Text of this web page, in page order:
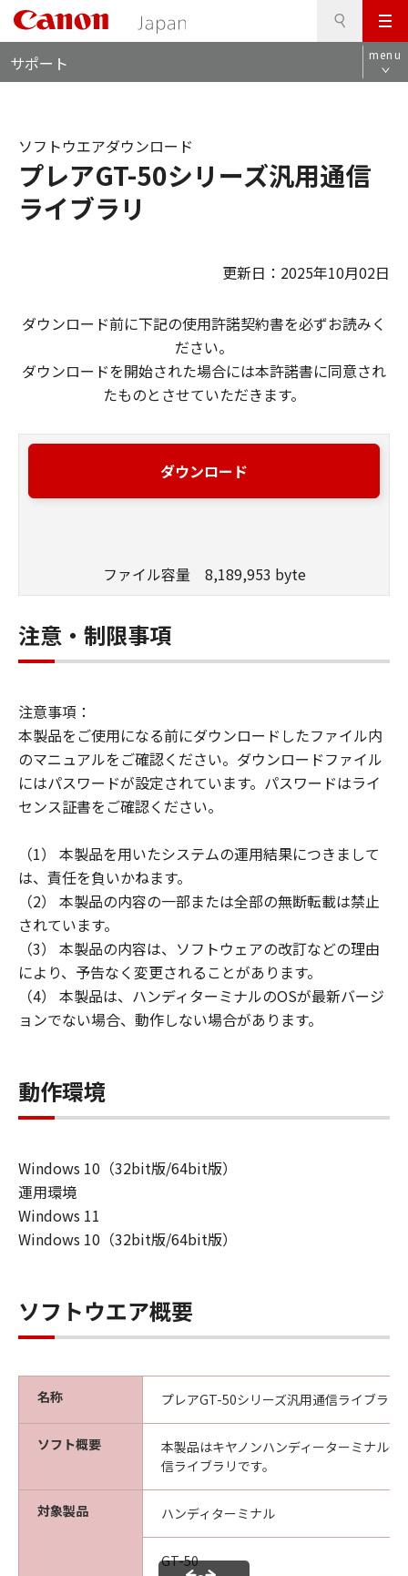
メ
ニ
ュ
サポート menu
プレアGT-50シリーズ汎用通信
ライブラリ
ソフトウエアダウンロード
更新日：2025年10月02日
ダウンロード前に下記の使用許諾契約書を必ずお読みく
ださい。
ダウンロードを開始された場合には本許諾書に同意され
たものとさせていただきます。
ダウンロード
ファイル容量 8,189,953 byte
注意・制限事項
注意事項：
本製品をご使用になる前にダウンロードしたファイル内
のマニュアルをご確認ください。ダウンロードファイル
にはパスワードが設定されています。パスワードはライ
センス証書をご確認ください。
（1） 本製品を用いたシステムの運用結果につきまして
は、責任を負いかねます。
（2） 本製品の内容の一部または全部の無断転載は禁止
されています。
（3） 本製品の内容は、ソフトウェアの改訂などの理由
により、予告なく変更されることがあります。
（4） 本製品は、ハンディターミナルのOSが最新バージ
ョンでない場合、動作しない場合があります。
動作環境
Windows 10（32bit版/64bit版）
運用環境
Windows 11
Windows 10（32bit版/64bit版）
ソフトウエア概要
名称 プレアGT-50シリーズ汎用通信ライブラリ
ソフト概要
本製品はキヤノンハンディーターミナル
信ライブラリです。
対象製品 ハンディターミナル
GT-50